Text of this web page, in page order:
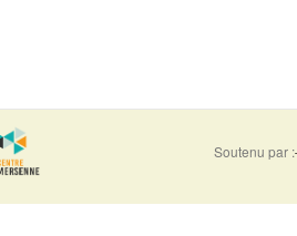
Soutenu par :